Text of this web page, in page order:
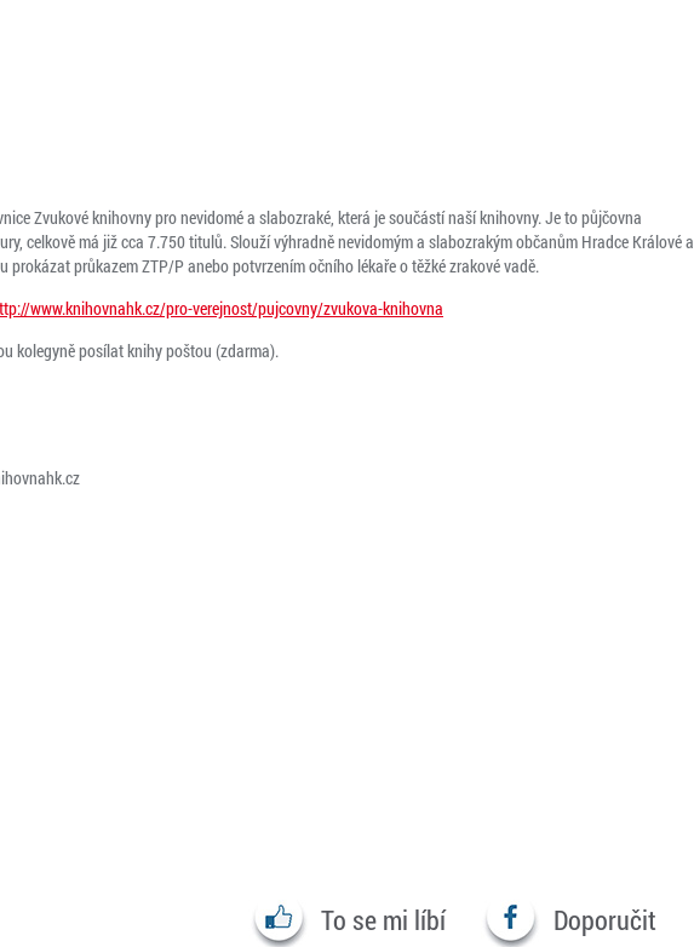
Zvukové knihovny pro nevidomé a slabozraké, která je součástí naší knihovny. Je to půjčovna
celkově má již cca 7.750 titulů. Slouží výhradně nevidomým a slabozrakým občanům Hradce Králové a
prokázat průkazem ZTP/P anebo potvrzením očního lékaře o těžké zrakové vadě.
www.knihovnahk.cz/pro-verejnost/pujcovny/zvukova-knihovna
kolegyně posílat knihy poštou (zdarma).
To se mi líbí Doporučit